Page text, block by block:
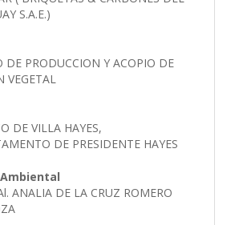
S.A.E.)
DE PRODUCCION Y ACOPIO DE
VEGETAL
DE VILLA HAYES,
DE PRESIDENTE HAYES
ANALIA DE LA CRUZ ROMERO